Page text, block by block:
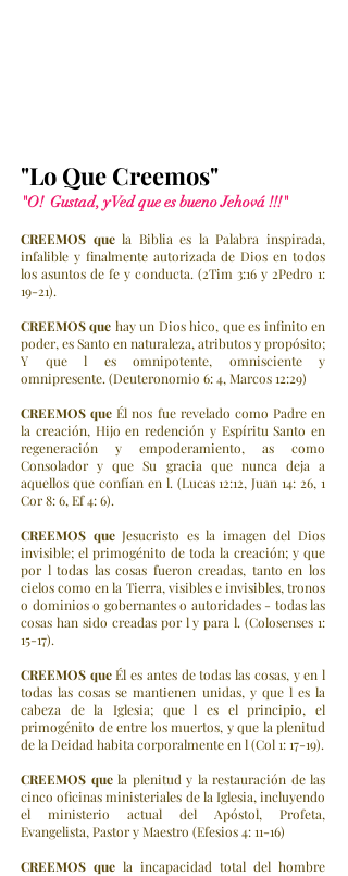
"Lo Que Creemos"
"O! Gustad, y Ved que es bueno Jehová !!!"
CREEMOS quela Biblia es la Palabra inspirada,
infalible y finalmente autorizada de Dios en todos
los asuntos de fe y conducta. (2Tim 3:16 y 2Pedro 1:
19-21).
CREEMOSque hay un Dios hico, que es infinito en
poder, es Santo en naturaleza, atributos y propósito;
Y que l es omnipotente, omnisciente y
omnipresente. (Deuteronomio 6: 4, Marcos 12:29)
CREEMOS que Él nos fue revelado como Padre en
la creación, Hijo en redención y Espíritu Santo en
regeneración y empoderamiento, as como
Consolador y que Su gracia que nunca deja a
aquellos que confían en l. (Lucas 12:12, Juan 14: 26, 1
Cor 8: 6, Ef 4: 6).
CREEMOS queJesucristo es la imagen del Dios
invisible; el primogénito de toda la creación; y que
por l todas las cosas fueron creadas, tanto en los
cielos como en la Tierra, visibles e invisibles, tronos
o dominios o gobernantes o autoridades - todas las
cosas han sido creadas por l y para l. (Colosenses 1:
15-17).
CREEMOS queÉl es antes de todas las cosas, y en l
todas las cosas se mantienen unidas, y que l es la
cabeza de la Iglesia; que l es el principio, el
primogénito de entre los muertos, y que la plenitud
de la Deidad habita corporalmente en l (Col 1: 17-19).
CREEMOS quela plenitud y la restauración de las
cinco oficinas ministeriales de la Iglesia, incluyendo
el ministerio actual del Apóstol, Profeta,
Evangelista, Pastor y Maestro (Efesios 4: 11-16)
CREEMOS que la incapacidad total del hombre